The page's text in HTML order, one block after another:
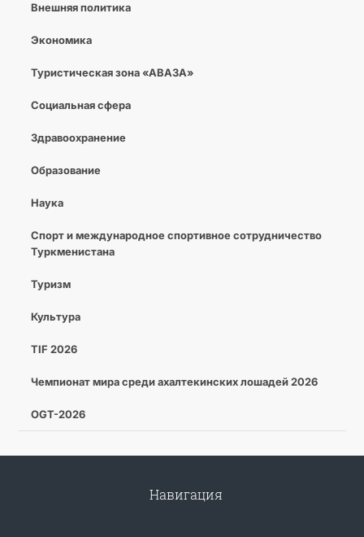
Внешняя политика
Экономика
Туристическая зона «АВАЗА»
Социальная сфера
Здравоохранение
Образование
Наука
Спорт и международное спортивное сотрудничество
Туркменистана
Туризм
Культура
TIF 2026
Чемпионат мира среди ахалтекинских лошадей 2026
OGT-2026
Навигация